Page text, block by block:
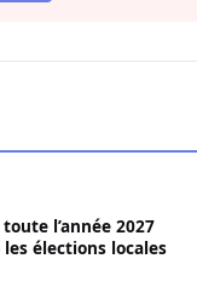
l’année 2027
élections locales